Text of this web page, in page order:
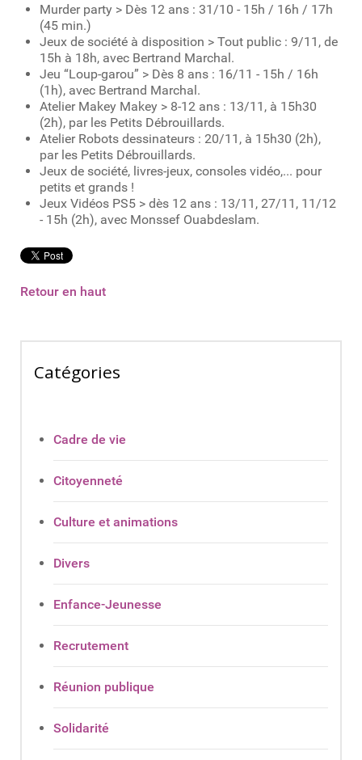
Murder party > Dès 12 ans : 31/10 - 15h / 16h / 17h
(45 min.)
Jeux de société à disposition > Tout public : 9/11, de
15h à 18h, avec Bertrand Marchal.
Jeu “Loup-garou” > Dès 8 ans : 16/11 - 15h / 16h
(1h), avec Bertrand Marchal.
Atelier Makey Makey > 8-12 ans : 13/11, à 15h30
(2h), par les Petits Débrouillards.
Atelier Robots dessinateurs : 20/11, à 15h30 (2h),
par les Petits Débrouillards.
Jeux de société, livres-jeux, consoles vidéo,... pour
petits et grands !
Jeux Vidéos PS5 > dès 12 ans : 13/11, 27/11, 11/12
- 15h (2h), avec Monssef Ouabdeslam.
Retour en haut
Catégories
Cadre de vie
Citoyenneté
Culture et animations
Divers
Enfance-Jeunesse
Recrutement
Réunion publique
Solidarité